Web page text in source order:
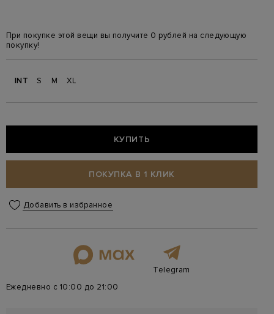
При покупке этой вещи вы получите 0 рублей на следующую
покупку!
INT S M XL
КУПИТЬ
ПОКУПКА В 1 КЛИК
Добавить в избранное
Telegram
Ежедневно с 10:00 до 21:00